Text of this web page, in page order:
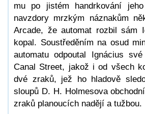
mu po jistém handrkování
navzdory mrzkým náznakům
Arcade, že automat rozbil sám
kopal. Soustředěním na osud
automatu odpoutal Ignácius
Canal Street, jakož i od všech
dvé zraků, jež ho hladově
sloupů D. H. Holmesova
zraků planoucích nadějí a tužbou.